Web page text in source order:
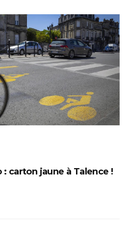
: carton jaune à Talence !